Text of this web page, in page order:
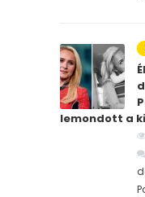
lemondott a